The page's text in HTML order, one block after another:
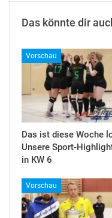
Das könnte dir
Vorschau
Das ist diese Woche
Unsere Sport-
in KW 6
Vorschau